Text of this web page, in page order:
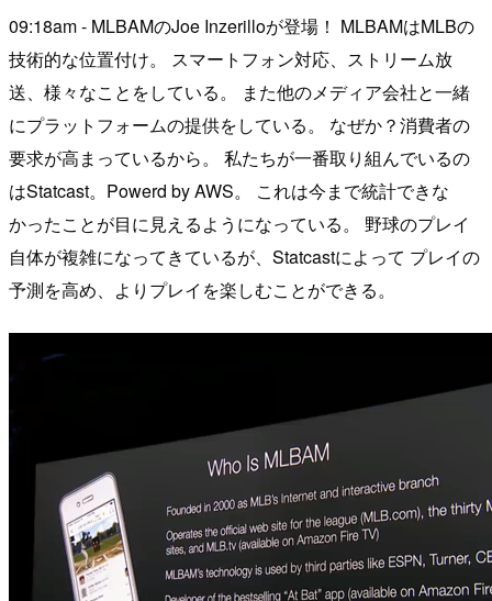
09:18am - MLBAMのJoe Inzerilloが登場！ MLBAMはMLBの
技術的な位置付け。 スマートフォン対応、ストリーム放
送、様々なことをしている。 また他のメディア会社と一緒
にプラットフォームの提供をしている。 なぜか？消費者の
要求が高まっているから。 私たちが一番取り組んでいるの
はStatcast。Powerd by AWS。 これは今まで統計できな
かったことが目に見えるようになっている。 野球のプレイ
自体が複雑になってきているが、Statcastによって プレイの
予測を高め、よりプレイを楽しむことができる。